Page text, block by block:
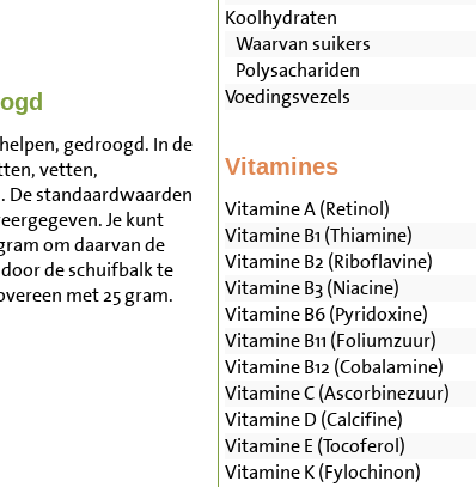
gedroogd. In de
vetten,
De standaardwaarden
Je kunt
om daarvan de
de schuifbalk te
met 25 gram.
Koolhydraten
Waarvan suikers
Polysachariden
Voedingsvezels
Vitamines
Vitamine A (Retinol)
Vitamine B1 (Thiamine)
Vitamine B2 (Riboflavine)
Vitamine B3 (Niacine)
Vitamine B6 (Pyridoxine)
Vitamine B11 (Foliumzuur)
Vitamine B12 (Cobalamine)
Vitamine C (Ascorbinezuur)
Vitamine D (Calcifine)
Vitamine E (Tocoferol)
Vitamine K (Fylochinon)